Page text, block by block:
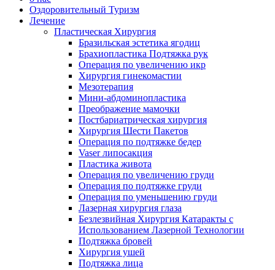
Оздоровительный Туризм
Лечение
Пластическая Хирургия
Бразильская эстетика ягодиц
Брахиопластика Подтяжка рук
Операция по увеличению икр
Хирургия гинекомастии
Мезотерапия
Мини-абдоминопластика
Преображение мамочки
Постбариатрическая хирургия
Хирургия Шести Пакетов
Операция по подтяжке бедер
Vaser липосакция
Пластика живота
Операция по увеличению груди
Операция по подтяжке груди
Операция по уменьшению груди
Лазерная хирургия глаза
Безлезвийная Хирургия Катаракты с
Использованием Лазерной Технологии
Подтяжка бровей
Хирургия ушей
Подтяжка лица